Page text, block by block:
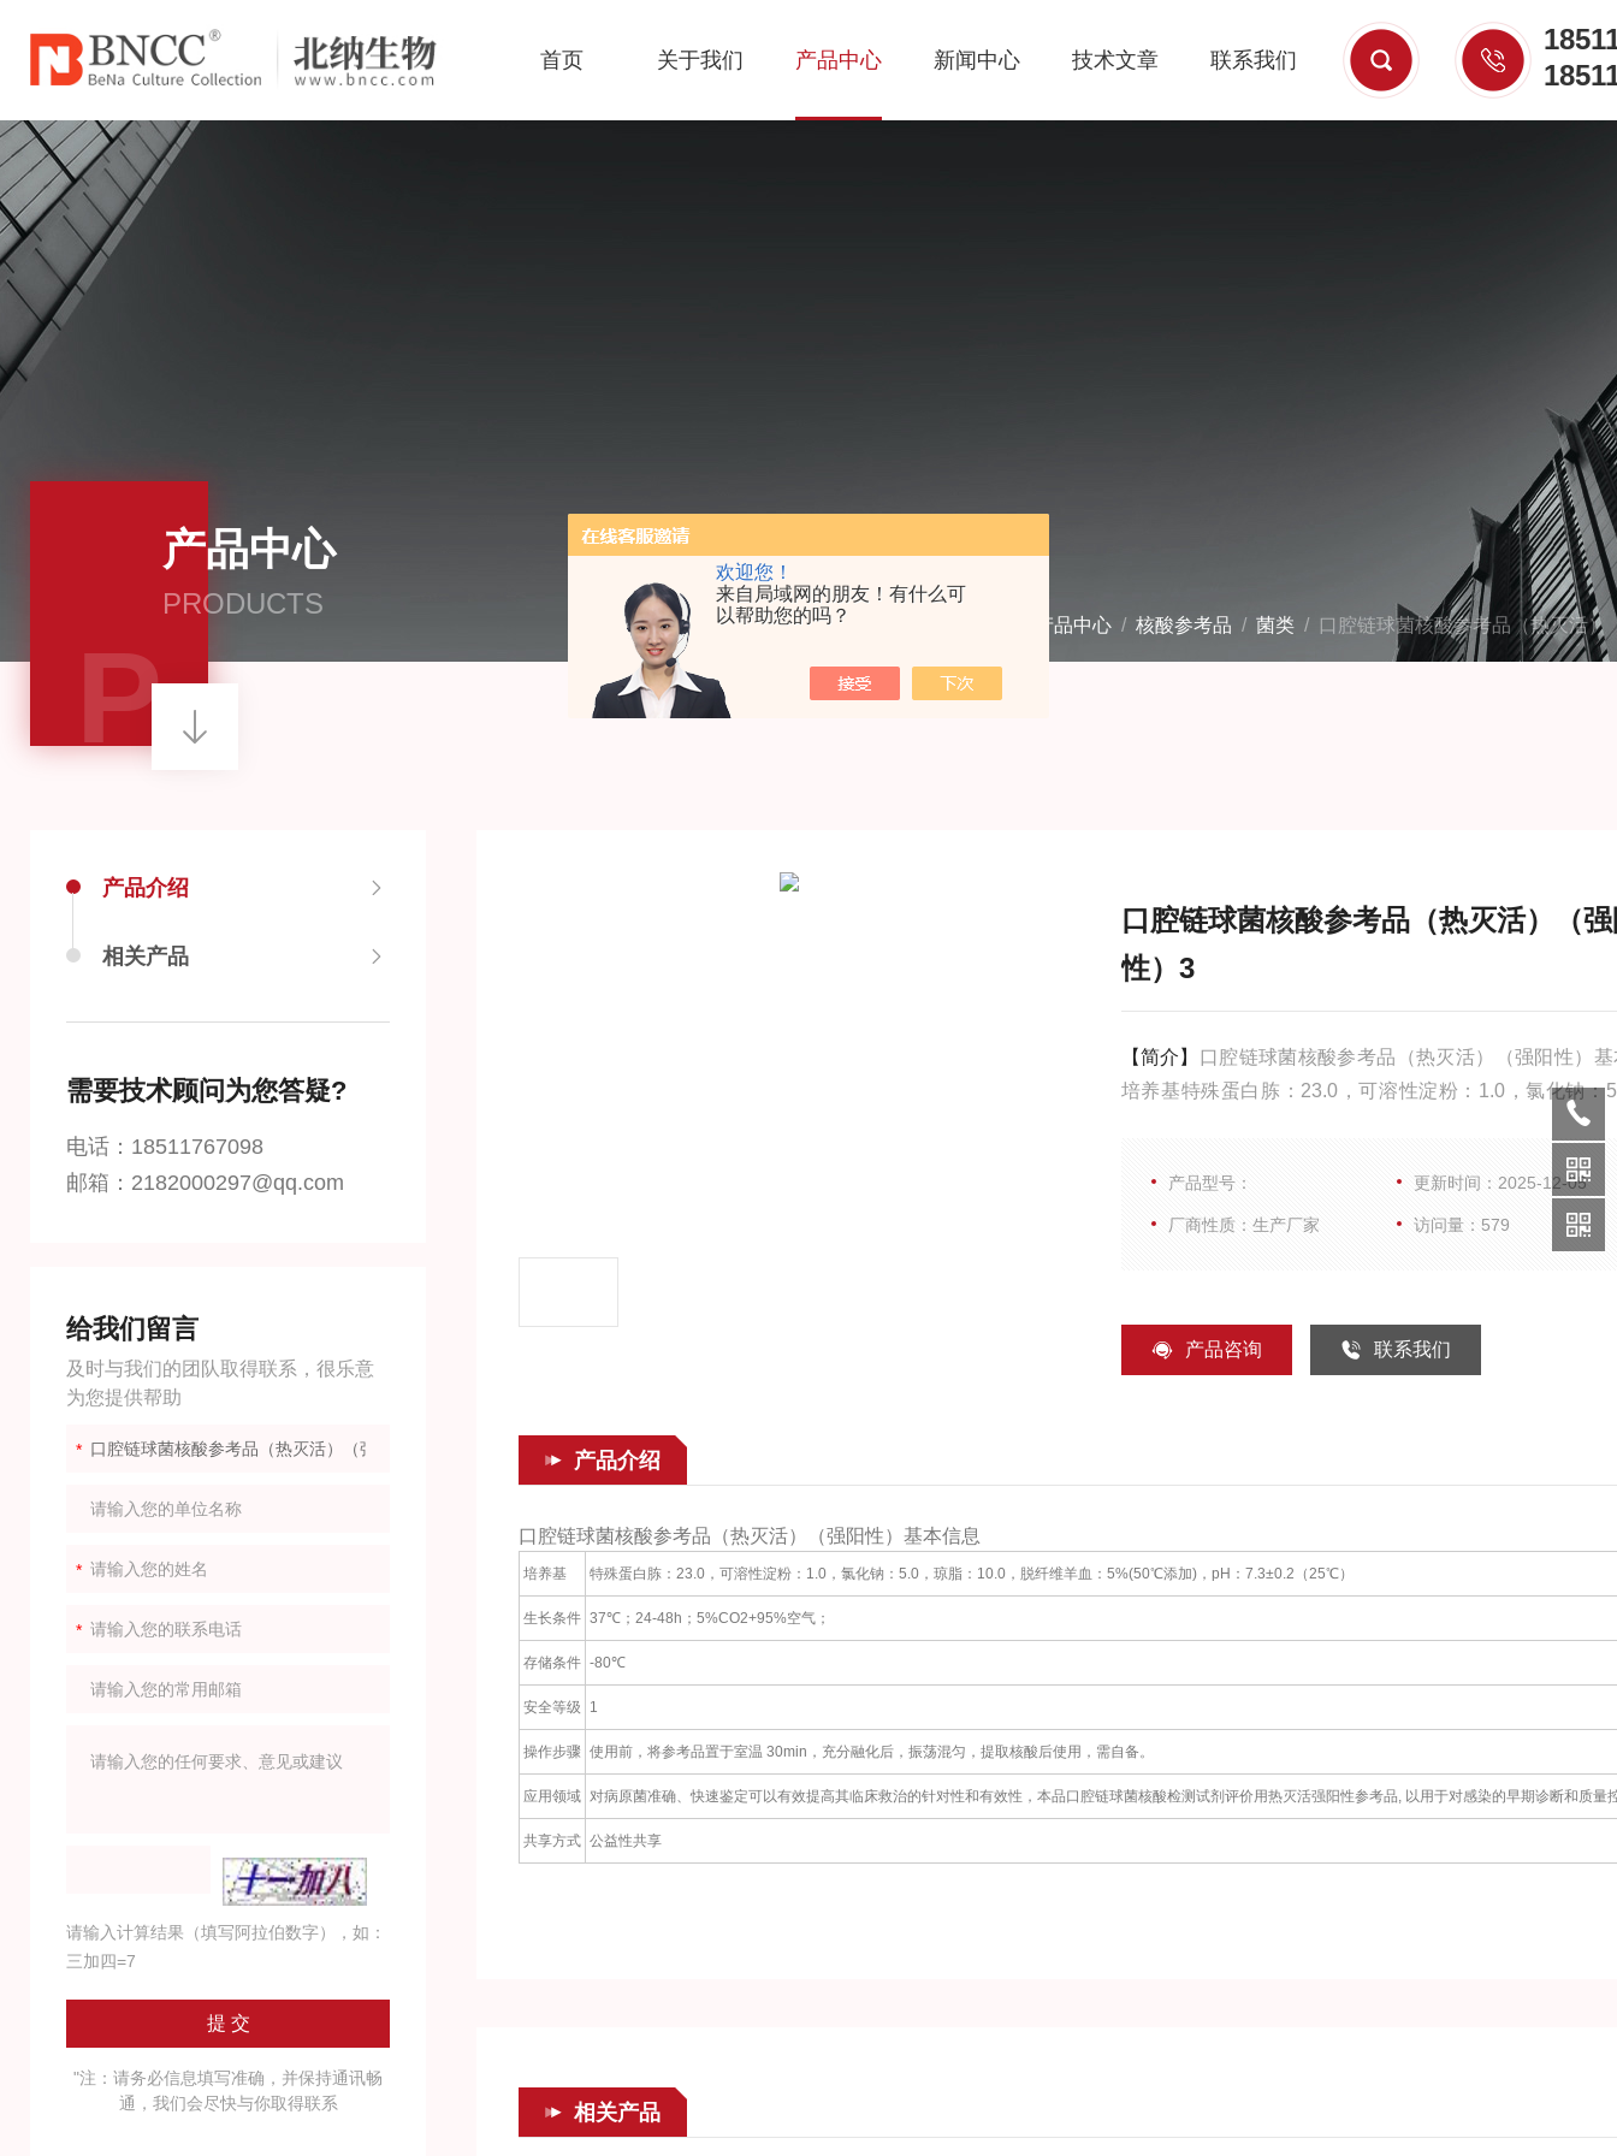
欢迎您！
来自局域网的朋友！有什么可
以帮助您的吗？
首页 关于我们 产品中心 新闻中心 技术文章 联系我们
产品中心
PRODUCTS
P 产品中心 / 核酸参考品 / 菌类 / 口腔链球菌核酸参考品（热灭活）
口腔链球菌核酸参考品（热灭活）（
性）3
【简介】
口腔链球菌核酸参考品（热灭活）（强阳性）
培养基特殊蛋白胨：23.0，可溶性淀粉：1.0，氯化钠：
脂：10.0，脱纤维羊血：5%(50℃添加)，pH：7.3±0.2
产品型号： 更新时间：2025-12-05
厂商性质：生产厂家 访问量：579
产品咨询 联系我们
产品介绍
口腔链球菌核酸参考品（热灭活）（强阳性）基本信息
培养基 特殊蛋白胨：23.0，可溶性淀粉：1.0，氯化钠：5.0，琼脂：10.0，脱纤维羊血：5%(50℃添加)，pH：7.3±0.2（25℃）
生长条件 37℃；24-48h；5%CO2+95%空气；
存储条件 -80℃
安全等级 1
操作步骤 使用前，将参考品置于室温 30min，充分融化后，振荡混匀，提取核酸后使用，需自备。
应用领域 对病原菌准确、快速鉴定可以有效提高其临床救治的针对性和有效性，本品口腔链球菌核酸检测试剂评价用热灭活强阳性参考品, 以用于对感染的早期诊断和质量
共享方式 公益性共享
相关产品
产品介绍
相关产品
需要技术顾问为您答疑?
电话：18511767098
邮箱：2182000297@qq.com
给我们留言
及时与我们的团队取得联系，很乐意
为您提供帮助
请输入计算结果（填写阿拉伯数字），如：
三加四=7
"注：请务必信息填写准确，并保持通讯畅
通，我们会尽快与你取得联系